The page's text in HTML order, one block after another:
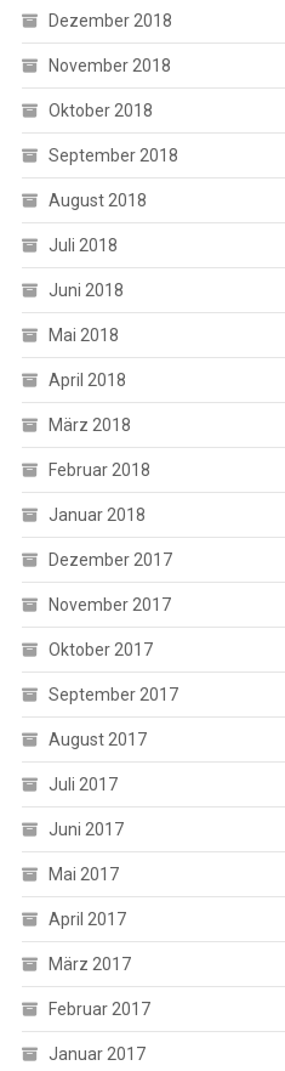
Dezember 2018
November 2018
Oktober 2018
September 2018
August 2018
Juli 2018
Juni 2018
Mai 2018
April 2018
März 2018
Februar 2018
Januar 2018
Dezember 2017
November 2017
Oktober 2017
September 2017
August 2017
Juli 2017
Juni 2017
Mai 2017
April 2017
März 2017
Februar 2017
Januar 2017